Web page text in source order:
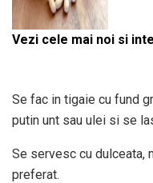
Vezi cele mai noi si
Se fac in tigaie cu fund
putin unt sau ulei si se
Se servesc cu dulceata,
preferat.